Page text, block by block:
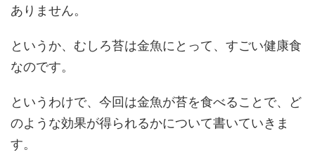
ありません。
というか、むしろ苔は金魚にとって、すごい健康食
なのです。
というわけで、今回は金魚が苔を食べることで、ど
のような効果が得られるかについて書いていきま
す。